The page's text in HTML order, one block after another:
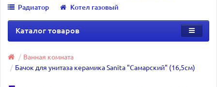
Радиатор
Котел газовый
Каталог товаров
Ванная комната
Бачок для унитаза керамика Sanita "Самарский" (16,5см)